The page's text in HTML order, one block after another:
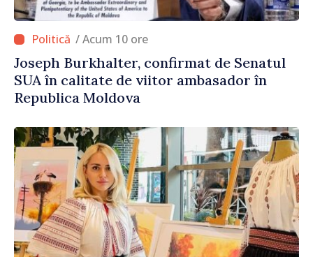
/ Acum 10 ore
Joseph Burkhalter, confirmat de Senatul
SUA în calitate de viitor ambasador în
Republica Moldova